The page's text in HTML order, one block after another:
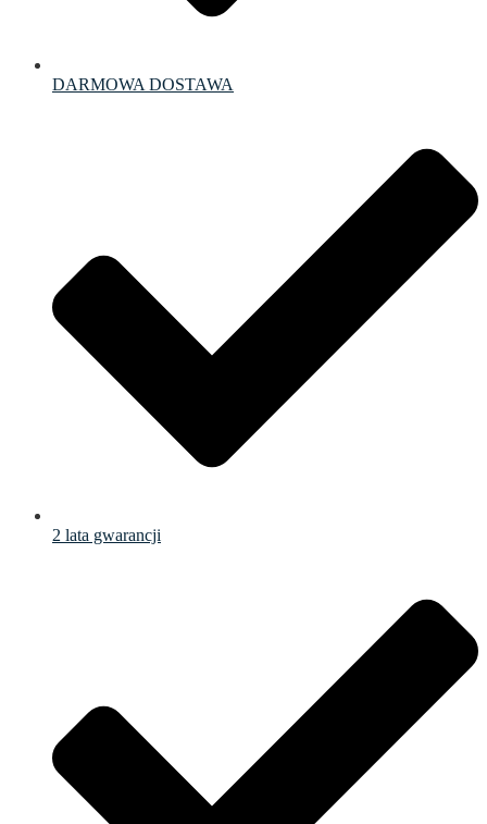
DARMOWA DOSTAWA
2 lata gwarancji